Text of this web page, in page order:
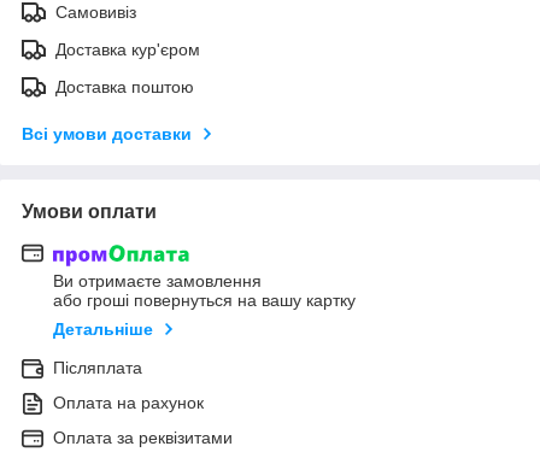
Самовивіз
Доставка кур'єром
Доставка поштою
Всі умови доставки
Умови оплати
Ви отримаєте замовлення
або гроші повернуться на вашу картку
Детальніше
Післяплата
Оплата на рахунок
Оплата за реквізитами